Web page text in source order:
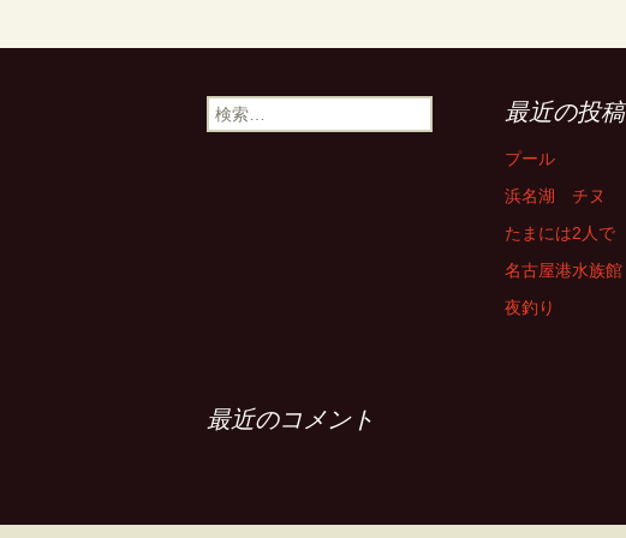
検
索:
最近の投稿
プール
浜名湖 チヌ
たまには2人で
名古屋港水族館
夜釣り
最近のコメント